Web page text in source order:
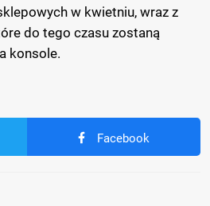
w kwietniu, wraz z
do tego czasu zostaną
konsole.
Facebook